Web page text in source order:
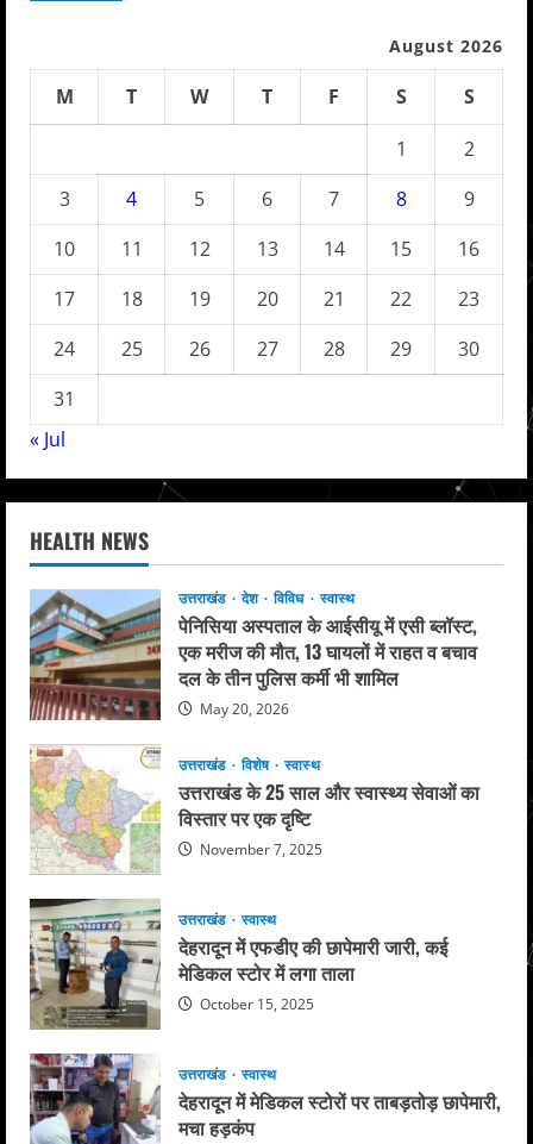
August 2026
M T W T F S
S
1
2
3
4 5 6 7 8
9
10
11 12 13 14 15
16
17
18 19 20 21 22
23
24
25 26 27 28 29
30
31
« Jul
HEALTH NEWS
उत्तराखंड देश विविध स्वास्थ
पेनिसिया अस्पताल के आईसीयू में एसी ब्लॉस्ट,
एक मरीज की मौत, 13 घायलों में राहत व बचाव
दल के तीन पुलिस कर्मी भी शामिल
May 20, 2026
उत्तराखंड विशेष स्वास्थ
उत्तराखंड के 25 साल और स्वास्थ्य सेवाओं का
विस्तार पर एक दृष्टि
November 7, 2025
उत्तराखंड स्वास्थ
देहरादून में एफडीए की छापेमारी जारी, कई
मेडिकल स्टोर में लगा ताला
October 15, 2025
उत्तराखंड स्वास्थ
देहरादून में मेडिकल स्टोरों पर ताबड़तोड़ छापेमारी,
मचा हड़कंप